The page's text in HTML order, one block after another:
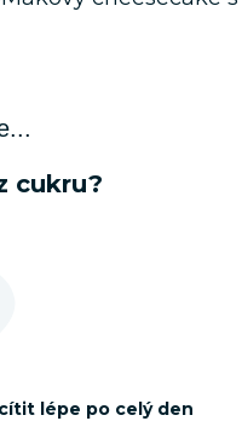
cukru?
lépe po celý den